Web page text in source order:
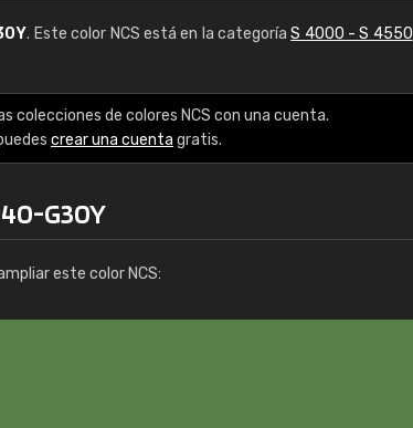
. Este color NCS está en la categoríaS 4000 - S 4550
colecciones de colores NCS con una cuenta.
crear una cuenta gratis.
G30Y
este color NCS: